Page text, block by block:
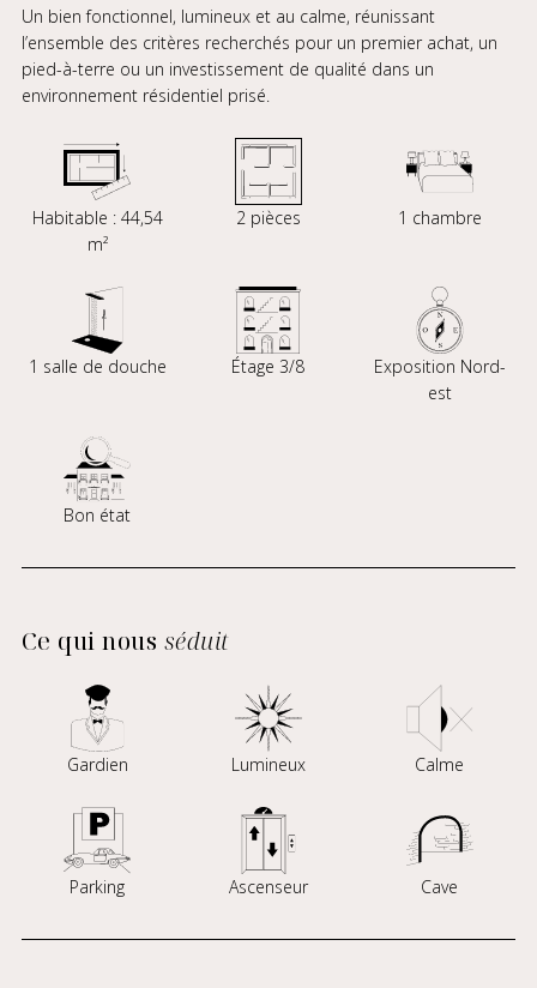
Un bien fonctionnel, lumineux et au calme, réunissant
l’ensemble des critères recherchés pour un premier achat, un
pied-à-terre ou un investissement de qualité dans un
environnement résidentiel prisé.
Habitable : 44,54
m²
2 pièces 1 chambre
1 salle de douche Étage 3/8
Exposition Nord-
est
Bon état
Ce qui nous séduit
Gardien Lumineux Calme
Parking Ascenseur Cave